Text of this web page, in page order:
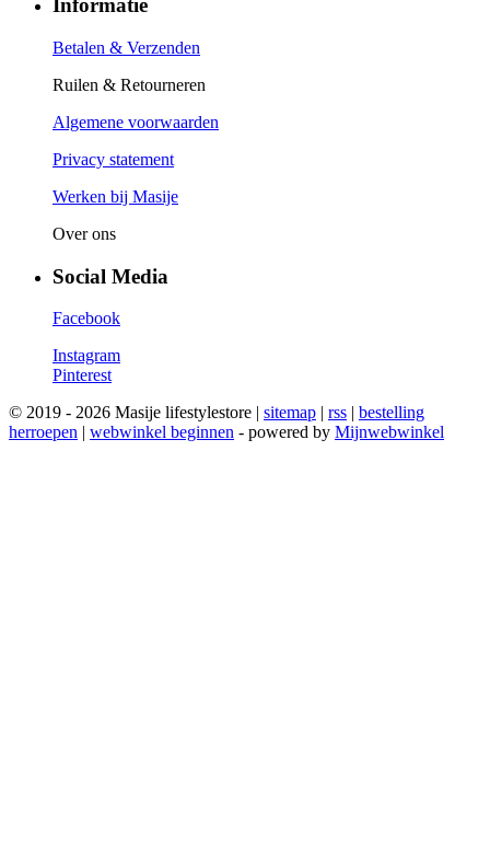
Informatie
Betalen & Verzenden
Ruilen & Retourneren
Algemene voorwaarden
Privacy statement
Werken bij Masije
Over ons
Social Media
Facebook
Instagram
Pinterest
© 2019 - 2026 Masije lifestylestore | sitemap | rss | bestelling
herroepen | webwinkel beginnen - powered by Mijnwebwinkel